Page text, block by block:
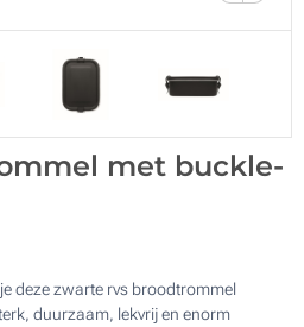
met buckle-
deze zwarte rvs broodtrommel
duurzaam, lekvrij en enorm